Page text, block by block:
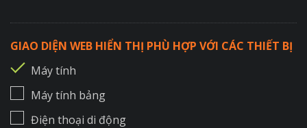
GIAO DIỆN WEB HIỂN THỊ PHÙ HỢP VỚI CÁC THIẾT BỊ
Máy tính
Máy tính bảng
Điện thoại di động